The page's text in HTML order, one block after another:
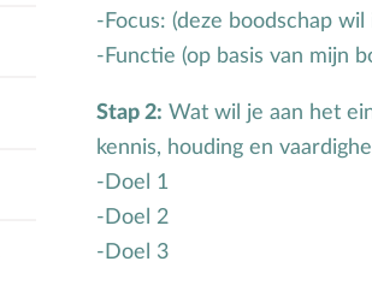
-Focus: (deze boodschap
-Functie (op basis van mijn
Stap 2: Wat wil je aan het
kennis, houding en
-Doel 1
-Doel 2
-Doel 3